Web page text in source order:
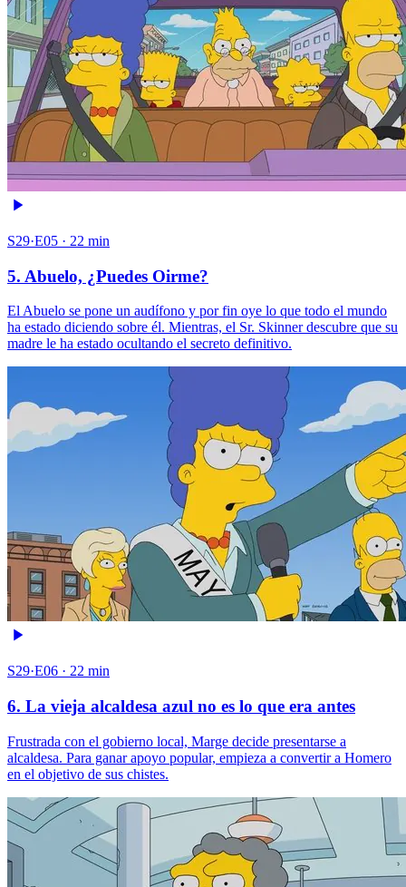
S29·E05 · 22 min
5. Abuelo, ¿Puedes Oirme?
El Abuelo se pone un audífono y por fin oye lo que todo el mundo
ha estado diciendo sobre él. Mientras, el Sr. Skinner descubre que su
madre le ha estado ocultando el secreto definitivo.
S29·E06 · 22 min
6. La vieja alcaldesa azul no es lo que era antes
Frustrada con el gobierno local, Marge decide presentarse a
alcaldesa. Para ganar apoyo popular, empieza a convertir a Homero
en el objetivo de sus chistes.